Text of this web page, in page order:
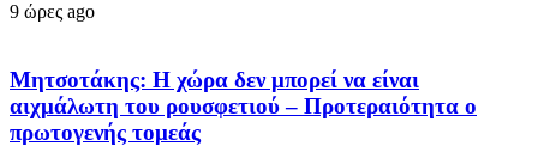
9 ώρες ago
Μητσοτάκης: Η χώρα δεν μπορεί να είναι
αιχμάλωτη του ρουσφετιού – Προτεραιότητα ο
πρωτογενής τομεάς